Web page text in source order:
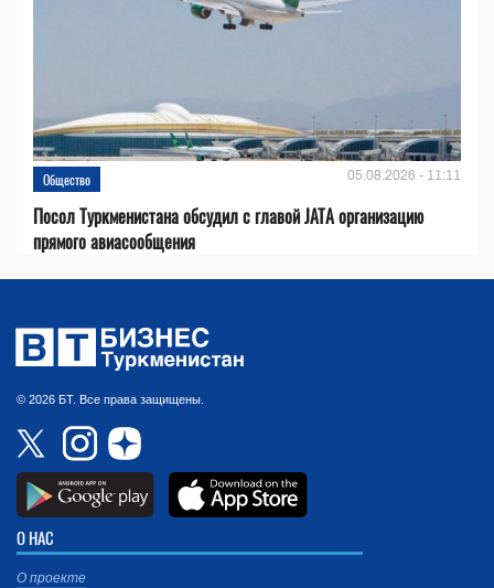
Общество 05.08.2026 - 11:11
Посол Туркменистана обсудил с главой JATA организацию
прямого авиасообщения
© 2026 БТ. Все права защищены.
О НАС
О проекте